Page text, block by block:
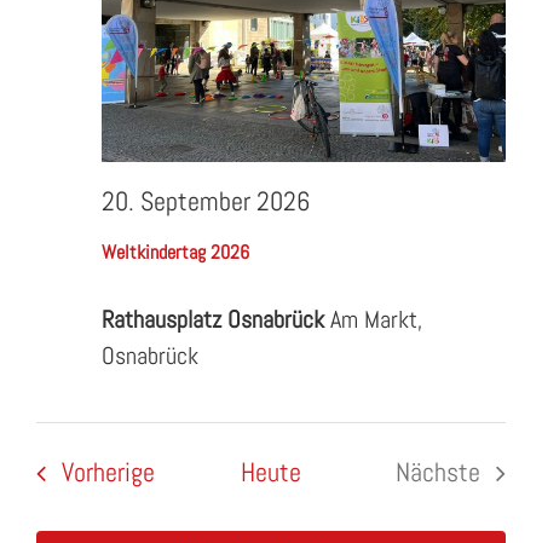
Weltkindertag 2026
20. September 2026
Rathausplatz OsnabrückAm Markt,
Osnabrück
Vorherige Veranstaltungen
Heute
Nächste